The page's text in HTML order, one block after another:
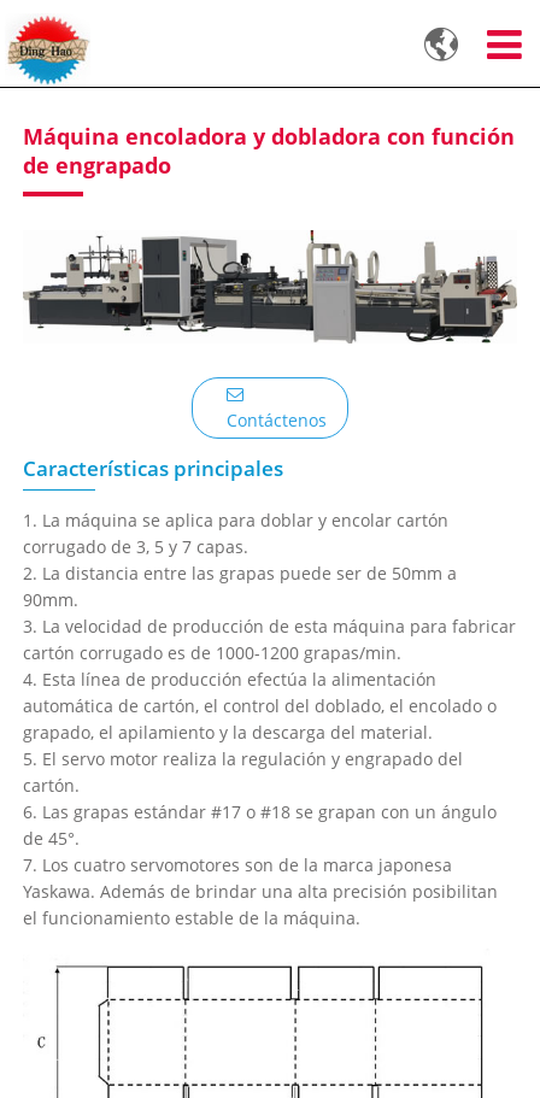

Máquina encoladora y dobladora con función
de engrapado
Contáctenos
Características principales
1. La máquina se aplica para doblar y encolar cartón
corrugado de 3, 5 y 7 capas.
2. La distancia entre las grapas puede ser de 50mm a
90mm.
3. La velocidad de producción de esta máquina para fabricar
cartón corrugado es de 1000-1200 grapas/min.
4. Esta línea de producción efectúa la alimentación
automática de cartón, el control del doblado, el encolado o
grapado, el apilamiento y la descarga del material.
5. El servo motor realiza la regulación y engrapado del
cartón.
6. Las grapas estándar #17 o #18 se grapan con un ángulo
de 45°.
7. Los cuatro servomotores son de la marca japonesa
Yaskawa. Además de brindar una alta precisión posibilitan
el funcionamiento estable de la máquina.